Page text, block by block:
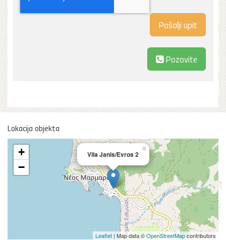
Pozovite
Lokacija objekta
Vila Janis/Evros 2
×
+
−
Leaflet | Map data ©OpenStreetMapcontributors